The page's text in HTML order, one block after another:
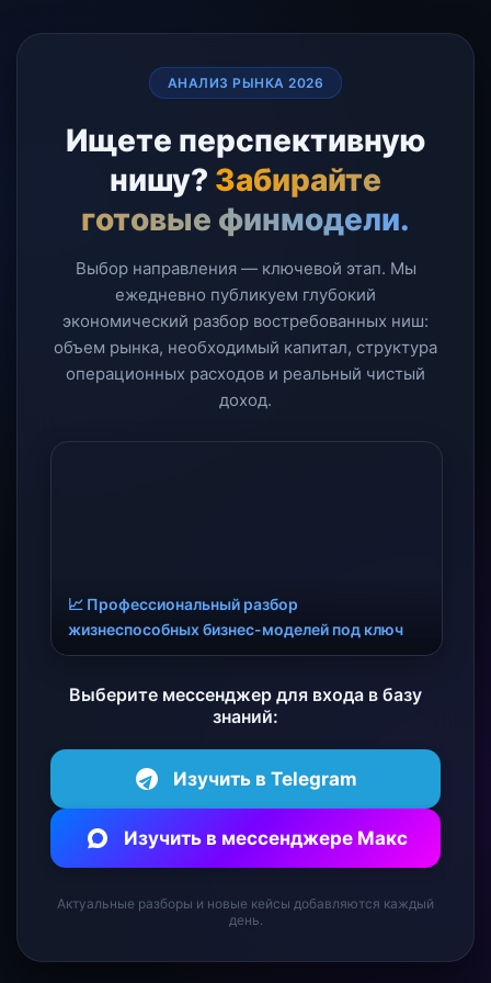
АНАЛИЗ РЫНКА 2026
Ищете перспективную
нишу? Забирайте
готовые финмодели.
Выбор направления — ключевой этап. Мы
ежедневно публикуем глубокий
экономический разбор востребованных ниш:
объем рынка, необходимый капитал, структура
операционных расходов и реальный чистый
доход.
📈 Профессиональный разбор
жизнеспособных бизнес-моделей под ключ
Выберите мессенджер для входа в базу
знаний:
Изучить в Telegram
Изучить в мессенджере Макс
Актуальные разборы и новые кейсы добавляются каждый
день.